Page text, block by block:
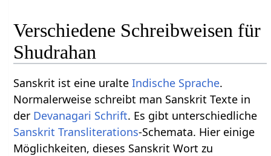
Verschiedene Schreibweisen für
Shudrahan
Sanskrit ist eine uralteIndische Sprache.
Normalerweise schreibt man Sanskrit Texte in
der Devanagari Schrift. Es gibt unterschiedliche
Sanskrit Transliterations-Schemata. Hier einige
Möglichkeiten, dieses Sanskrit Wort zu